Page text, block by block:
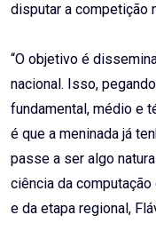
disputar a competição
“O objetivo é
nacional. Isso,
fundamental, médio e
é que a meninada já
passe a ser algo
ciência da computação
e da etapa regional,